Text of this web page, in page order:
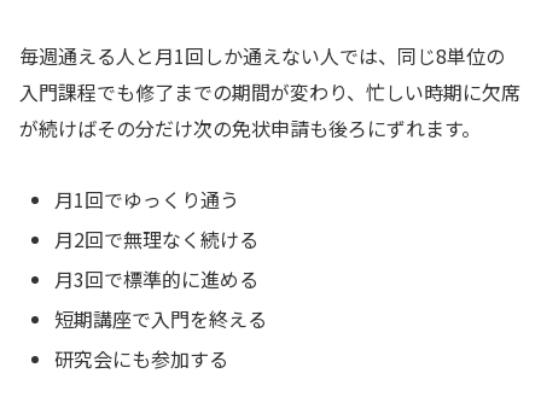
毎週通える人と月1回しか通えない人では、同じ8単位の
入門課程でも修了までの期間が変わり、忙しい時期に欠席
が続けばその分だけ次の免状申請も後ろにずれます。
月1回でゆっくり通う
月2回で無理なく続ける
月3回で標準的に進める
短期講座で入門を終える
研究会にも参加する